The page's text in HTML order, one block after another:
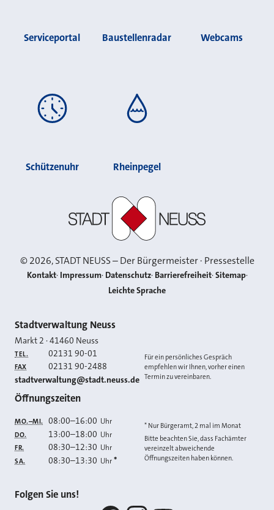
Serviceportal Baustellenradar Webcams
Schützenuhr Rheinpegel
©2026, STADT NEUSS – Der Bürgermeister · Pressestelle
Kontakt Impressum Datenschutz Barrierefreiheit Sitemap
Leichte Sprache
Kontakt
Stadtverwaltung Neuss
Markt 2 ·41460 Neuss
TEL. 02131 90-01
FAX 02131 90-2488
E-MAIL
stadtverwaltung@stadt.neuss.de
Für ein persönliches Gespräch
empfehlen wir Ihnen, vorher einen
Termin zu vereinbaren.
Öffnungszeiten
MO.–MI. 08:00–16:00 Uhr
DO. 13:00–18:00 Uhr
FR. 08:30–12:30 Uhr
SA. 08:30–13:30 Uhr *
* Nur Bürgeramt, 2 mal im Monat
Bitte beachten Sie, dass Fachämter
vereinzelt abweichende
Öffnungszeiten haben können.
Folgen Sie uns!